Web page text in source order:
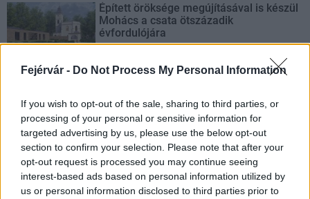
Fejérvár - Do Not Process My Personal Information
If you wish to opt-out of the sale, sharing to third parties, or
processing of your personal or sensitive information for
targeted advertising by us, please use the below opt-out
section to confirm your selection. Please note that after your
opt-out request is processed you may continue seeing
interest-based ads based on personal information utilized by
us or personal information disclosed to third parties prior to
Épített öröksége megújításával is készül
Mohács a csata ötszázadik
évfordulójára
Franciaország villamosenergia-
hálózatát
Még több zöld, még több virág és új
játszótér Debrecen egyik legfontosabb
terén